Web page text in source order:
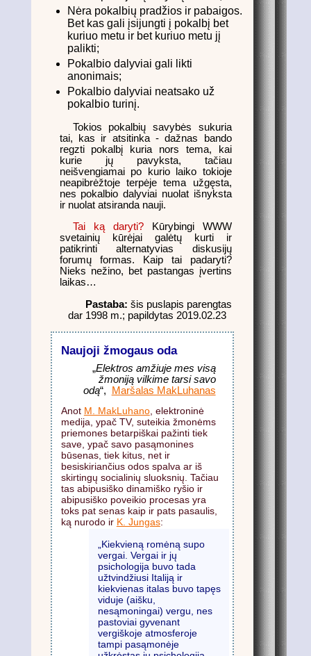
Nėra pokalbių pradžios ir pabaigos.
Bet kas gali įsijungti į pokalbį bet
kuriuo metu ir bet kuriuo metu jį
palikti;
Pokalbio dalyviai gali likti
anonimais;
Pokalbio dalyviai neatsako už
pokalbio turinį.
Tokios pokalbių savybės sukuria
tai, kas ir atsitinka - dažnas bando
regzti pokalbį kuria nors tema, kai
kurie jų pavyksta, tačiau
neišvengiamai po kurio laiko tokioje
neapibrėžtoje terpėje tema užgęsta,
nes pokalbio dalyviai nuolat išnyksta
ir nuolat atsiranda nauji.
Tai ką daryti?Kūrybingi WWW
svetainių kūrėjai galėtų kurti ir
patikrinti alternatyvias diskusijų
forumų formas. Kaip tai padaryti?
Nieks nežino, bet pastangas įvertins
laikas…
Pastaba: šis puslapis parengtas
dar 1998 m.; papildytas 2019.02.23
Naujoji žmogaus oda
„Elektros amžiuje mes visą
žmoniją vilkime tarsi savo
odą“,
Maršalas MakLuhanas
Anot M. MakLuhano, elektroninė
medija, ypač TV, suteikia žmonėms
priemones betarpiškai pažinti tiek
save, ypač savo pasąmonines
būsenas, tiek kitus, net ir
besiskiriančius odos spalva ar iš
skirtingų socialinių sluoksnių. Tačiau
tas abipusiško dinamiško ryšio ir
abipusiško poveikio procesas yra
toks pat senas kaip ir pats pasaulis,
ką nurodo ir K. Jungas:
„Kiekvieną romėną supo
vergai. Vergai ir jų
psichologija buvo tada
užtvindžiusi Italiją ir
kiekvienas italas buvo tapęs
viduje (aišku,
nesąmoningai) vergu, nes
pastoviai gyvenant
vergiškoje atmosferoje
tampi pasąmonėje